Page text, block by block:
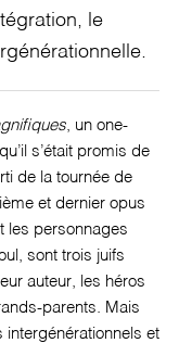
le
, un one-
s’était promis de
de la tournée de
et dernier opus
les personnages
sont trois juifs
auteur, les héros
parents. Mais
intergénérationnels et